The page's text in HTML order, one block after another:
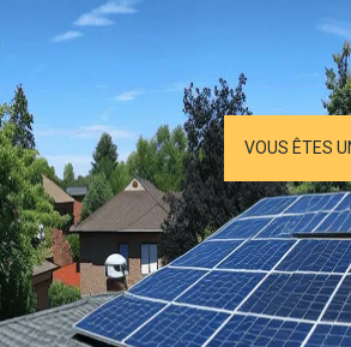
VOUS ÊTES